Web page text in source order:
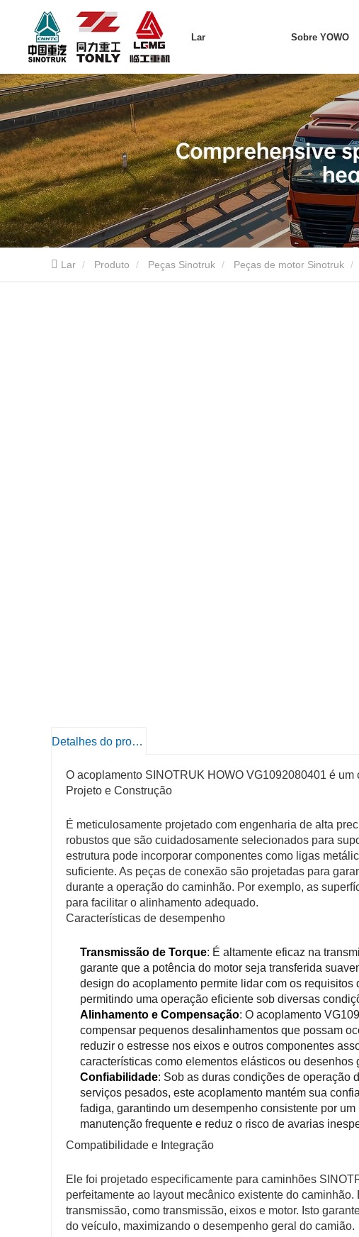
Lar Sobre YOWO
Lar Produto Peças Sinotruk Peças de motor Sinotruk
Detalhes do produto
O acoplamento SINOTRUK HOWO VG1092080401 é
Projeto e Construção
É meticulosamente projetado com engenharia de alta
robustos que são cuidadosamente selecionados para
estrutura pode incorporar componentes como ligas
suficiente. As peças de conexão são projetadas para
durante a operação do caminhão. Por exemplo, as
para facilitar o alinhamento adequado.
Características de desempenho
Transmissão de Torque: É altamente eficaz na
garante que a potência do motor seja transferida
design do acoplamento permite lidar com os
permitindo uma operação eficiente sob diversas
Alinhamento e Compensação: O acoplamento
compensar pequenos desalinhamentos que possam
reduzir o estresse nos eixos e outros componentes
características como elementos elásticos ou
Confiabilidade: Sob as duras condições de operação
serviços pesados, este acoplamento mantém sua
fadiga, garantindo um desempenho consistente por
manutenção frequente e reduz o risco de avarias
Compatibilidade e Integração
Ele foi projetado especificamente para caminhões
perfeitamente ao layout mecânico existente do
transmissão, como transmissão, eixos e motor. Isto
do veículo, maximizando o desempenho geral do camião.